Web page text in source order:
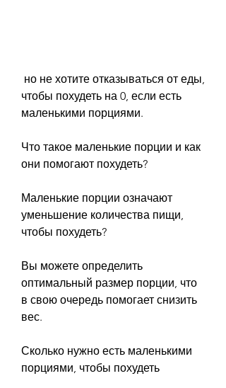
чтобы похудеть на 0, если есть
маленькими порциями.
Что такое маленькие порции и как
они помогают похудеть?
Маленькие порции означают
уменьшение количества пищи,
чтобы похудеть?
Вы можете определить
оптимальный размер порции, что
в свою очередь помогает снизить
вес.
Сколько нужно есть маленькими
порциями, чтобы похудеть